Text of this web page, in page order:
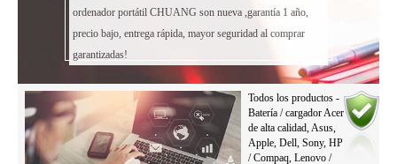
ordenador portátil CHUANG son nueva ,garantía 1 año,
precio bajo, entrega rápida, mayor seguridad al comprar
garantizadas!
Todos los productos -
Batería / cargador Acer
de alta calidad, Asus,
Apple, Dell, Sony, HP
/ Compaq, Lenovo /